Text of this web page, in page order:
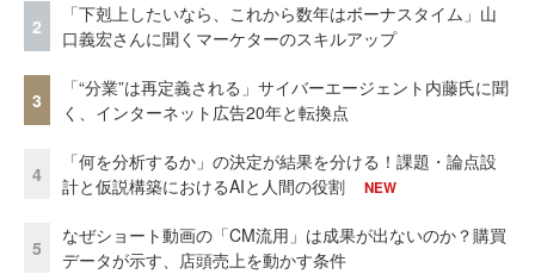
2
「下剋上したいなら、これから数年はボーナスタイム」山
口義宏さんに聞くマーケターのスキルアップ
3
「“分業”は再定義される」サイバーエージェント内藤氏に聞
く、インターネット広告20年と転換点
4
「何を分析するか」の決定が結果を分ける！課題・論点設
計と仮説構築におけるAIと人間の役割
NEW
5
なぜショート動画の「CM流用」は成果が出ないのか？購買
データが示す、店頭売上を動かす条件